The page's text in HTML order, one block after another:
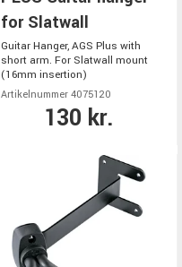
for Slatwall
Guitar Hanger, AGS Plus with
short arm. For Slatwall mount
(16mm insertion)
Artikelnummer 4075120
130 kr.